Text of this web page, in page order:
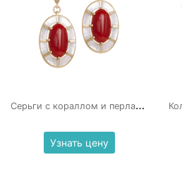
С
ерьги с кораллом и перламутром
Узнать цену